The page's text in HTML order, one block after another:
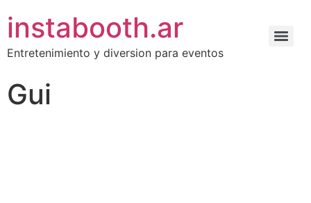
instabooth.ar
Entretenimiento y diversion para eventos
Gui